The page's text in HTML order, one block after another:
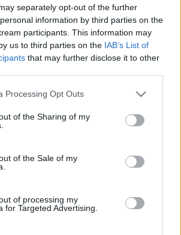
separately opt-out of the further
information by third parties on the
participants. This information may
us to third parties on the IAB’s List of
that may further disclose it to other
website/app uses one or more Google
or usage behaviour. You may click to
to Google and its third-party tags to
specified purposes in below Google
Processing Opt Outs
of the Sharing of my
of the Sale of my
of processing my
for Targeted Advertising.